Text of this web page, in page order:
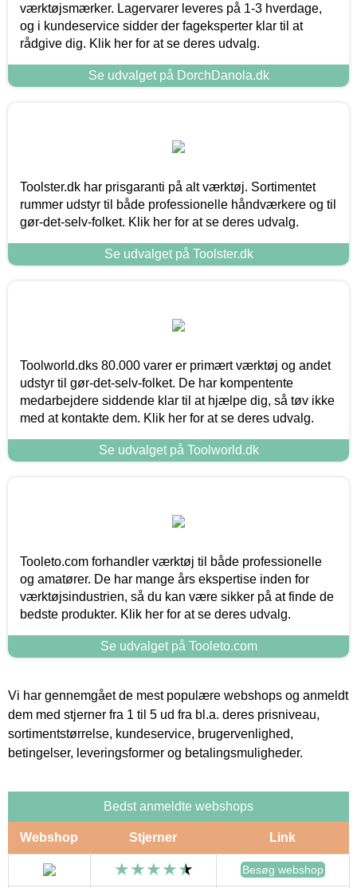
værktøjsmærker. Lagervarer leveres på 1-3 hverdage,
og i kundeservice sidder der fageksperter klar til at
rådgive dig. Klik her for at se deres udvalg.
Se udvalget på DorchDanola.dk
Toolster.dk har prisgaranti på alt værktøj. Sortimentet
rummer udstyr til både professionelle håndværkere og til
gør-det-selv-folket. Klik her for at se deres udvalg.
Se udvalget på Toolster.dk
Toolworld.dks 80.000 varer er primært værktøj og andet
udstyr til gør-det-selv-folket. De har kompentente
medarbejdere siddende klar til at hjælpe dig, så tøv ikke
med at kontakte dem. Klik her for at se deres udvalg.
Se udvalget på Toolworld.dk
Tooleto.com forhandler værktøj til både professionelle
og amatører. De har mange års ekspertise inden for
værktøjsindustrien, så du kan være sikker på at finde de
bedste produkter. Klik her for at se deres udvalg.
Se udvalget på Tooleto.com
Vi har gennemgået de mest populære webshops og anmeldt
dem med stjerner fra 1 til 5 ud fra bl.a. deres prisniveau,
sortimentstørrelse, kundeservice, brugervenlighed,
betingelser, leveringsformer og betalingsmuligheder.
Bedst anmeldte webshops
Webshop Stjerner Link
Besøg webshop